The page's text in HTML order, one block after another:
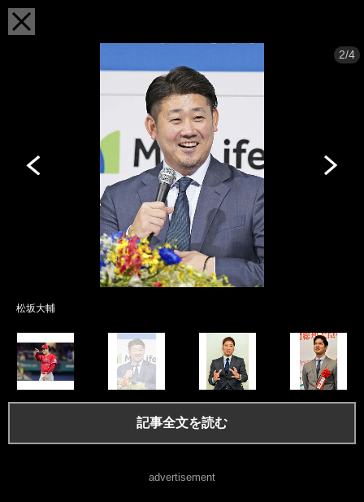
2/4
松坂大輔
記事全文を読む
advertisement